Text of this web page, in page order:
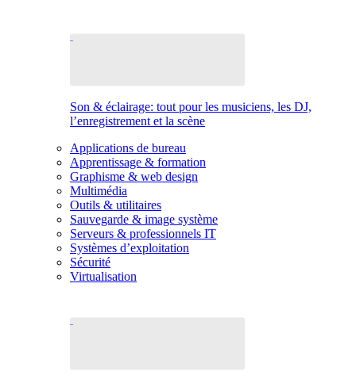
Son & éclairage: tout pour les musiciens, les DJ,
l’enregistrement et la scène
Applications de bureau
Apprentissage & formation
Graphisme & web design
Multimédia
Outils & utilitaires
Sauvegarde & image système
Serveurs & professionnels IT
Systèmes d’exploitation
Sécurité
Virtualisation